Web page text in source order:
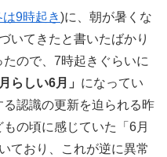
9時起き)に、朝が暑くな
いてきたと書いたばかり
ので、7時起きぐらいに
月らしい6月」 になってい
認識の更新を迫られる昨
の頃に感じていた「6月
ており、これが逆に異常